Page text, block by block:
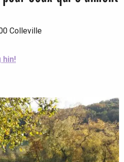
Colleville
hin!